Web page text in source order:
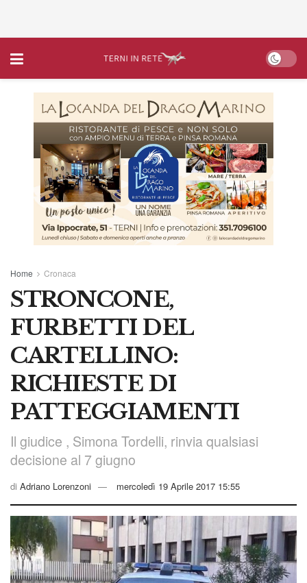
Home Cronaca
STRONCONE,
FURBETTI DEL
CARTELLINO:
RICHIESTE DI
PATTEGGIAMENTI
Il giudice , Simona Tordelli, rinvia qualsiasi
decisione al 7 giugno
di Adriano Lorenzoni mercoledì 19 Aprile 2017 15:55